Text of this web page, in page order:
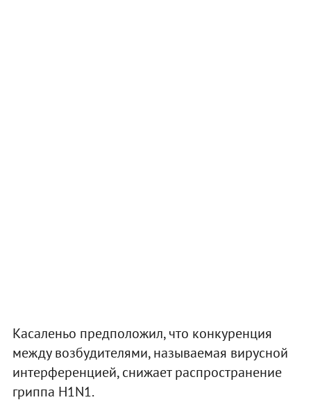
Касаленьо предположил, что конкуренция
между возбудителями, называемая вирусной
интерференцией, снижает распространение
гриппа H1N1.